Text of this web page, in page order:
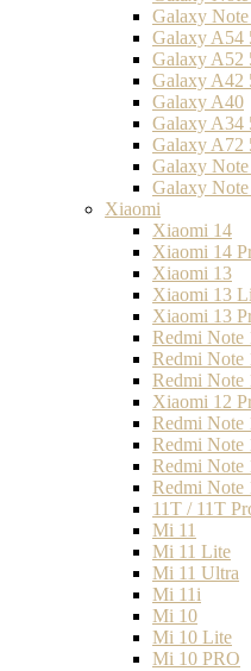
Galaxy
Galaxy A54
Galaxy A52
Galaxy A42
Galaxy A40
Galaxy A34
Galaxy A72
Galaxy
Galaxy
Xiaomi
Xiaomi 14
Xiaomi 14
Xiaomi 13
Xiaomi 13
Xiaomi 13
Redmi Note
Redmi Note
Redmi Note
Xiaomi 12
Redmi Note
Redmi Note
Redmi Note
Redmi Note
11T / 11T
Mi 11
Mi 11 Lite
Mi 11 Ultra
Mi 11i
Mi 10
Mi 10 Lite
Mi 10 PRO